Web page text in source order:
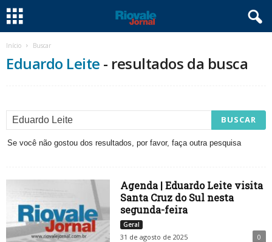
Início Buscar
Eduardo Leite - resultados da busca
Se você não gostou dos resultados, por favor, faça outra pesquisa
Agenda | Eduardo Leite visita
Santa Cruz do Sul nesta
segunda-feira
Geral
31 de agosto de 2025 0